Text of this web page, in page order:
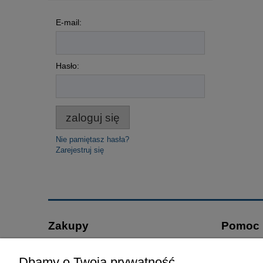
E-mail:
Hasło:
zaloguj się
Nie pamiętasz hasła?
Zarejestruj się
Zakupy Pomoc